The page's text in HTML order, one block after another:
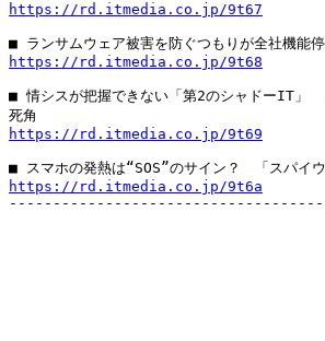
https://rd.itmedia.co.jp/9t67
https://rd.itmedia.co.jp/9t68
■ 情シスが把握できない「第2のシャドーIT」
https://rd.itmedia.co.jp/9t69
https://rd.itmedia.co.jp/9t6a